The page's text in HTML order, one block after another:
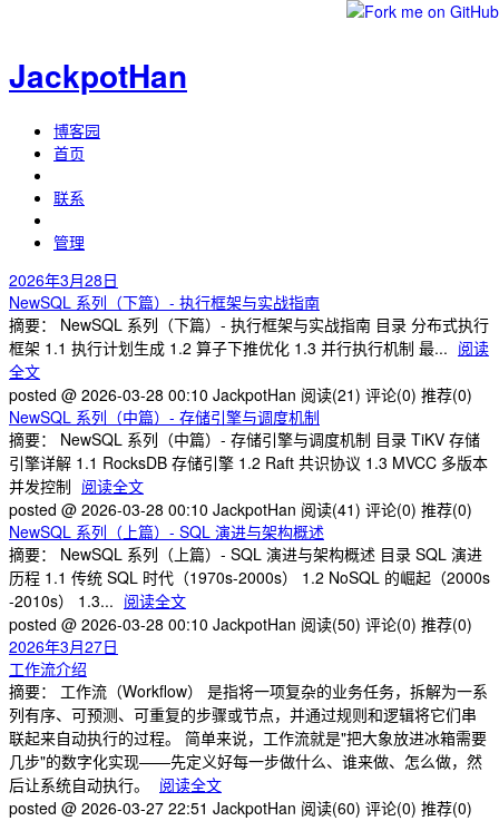
JackpotHan
博客园
首页
联系
管理
2026年3月28日
NewSQL 系列（下篇）- 执行框架与实战指南
摘要： NewSQL 系列（下篇）- 执行框架与实战指南 目录 分布式执行
框架 1.1 执行计划生成 1.2 算子下推优化 1.3 并行执行机制 最... 阅读
全文
posted @ 2026-03-28 00:10 JackpotHan 阅读(21) 评论(0) 推荐(0)
NewSQL 系列（中篇）- 存储引擎与调度机制
摘要： NewSQL 系列（中篇）- 存储引擎与调度机制 目录 TiKV 存储
引擎详解 1.1 RocksDB 存储引擎 1.2 Raft 共识协议 1.3 MVCC 多版本
并发控制 阅读全文
posted @ 2026-03-28 00:10 JackpotHan 阅读(41) 评论(0) 推荐(0)
NewSQL 系列（上篇）- SQL 演进与架构概述
摘要： NewSQL 系列（上篇）- SQL 演进与架构概述 目录 SQL 演进
历程 1.1 传统 SQL 时代（1970s-2000s） 1.2 NoSQL 的崛起（2000s
-2010s） 1.3... 阅读全文
posted @ 2026-03-28 00:10 JackpotHan 阅读(50) 评论(0) 推荐(0)
2026年3月27日
工作流介绍
摘要： 工作流（Workflow） 是指将一项复杂的业务任务，拆解为一系
列有序、可预测、可重复的步骤或节点，并通过规则和逻辑将它们串
联起来自动执行的过程。 简单来说，工作流就是"把大象放进冰箱需要
几步"的数字化实现——先定义好每一步做什么、谁来做、怎么做，然
后让系统自动执行。
阅读全文
posted @ 2026-03-27 22:51 JackpotHan 阅读(60) 评论(0) 推荐(0)